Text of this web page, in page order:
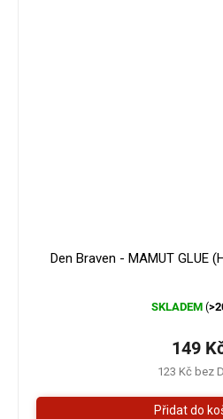
Den Braven - MAMUT GLUE
je
4,3
z
5
SKLADEM (
123 Kč bez
149